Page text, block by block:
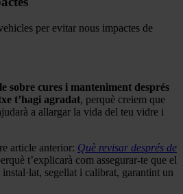
per evitar nous impactes de
sobre cures i manteniment després
t’hagi agradat, perquè creiem que
a allargar la vida del teu vidre i
article anterior: Què revisar després de
t’explicarà com assegurar-te que el
segellat i calibrat, garantint un